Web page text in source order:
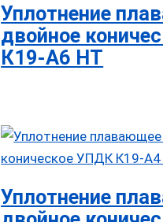
Уплотнение
двойное
К19-А6 НТ
Уплотнение